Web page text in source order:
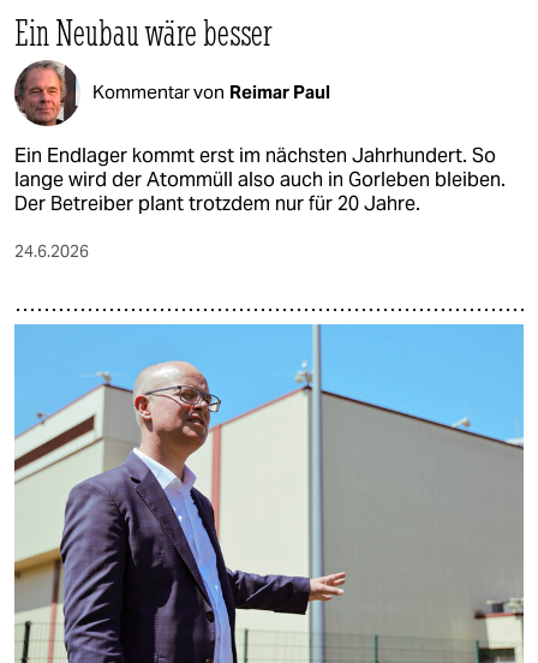
Ein Neubau wäre besser
Kommentar von Reimar Paul
Ein Endlager kommt erst im nächsten Jahrhundert. So
lange wird der Atommüll also auch in Gorleben bleiben.
Der Betreiber plant trotzdem nur für 20 Jahre.
24.6.2026